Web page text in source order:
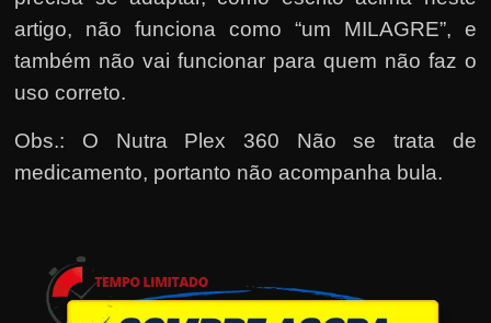
artigo, não funciona como “um MILAGRE”, e
também não vai funcionar para quem não faz o
uso correto.
Obs.: O Nutra Plex 360 Não se trata de
medicamento, portanto não acompanha bula.